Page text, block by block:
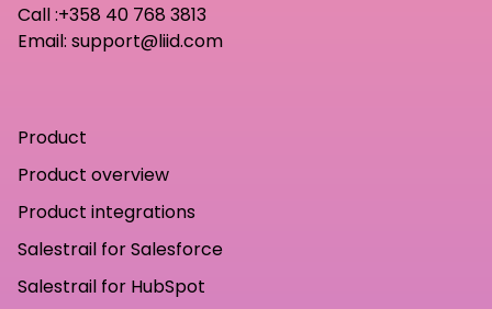
Call :+358 40 768 3813
Email: support@liid.com
Product
Product overview
Product integrations
Salestrail for Salesforce
Salestrail for HubSpot